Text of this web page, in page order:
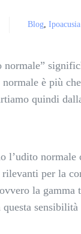
Blog, Ipoacusia
normale”
è più
quindi
l’udito
per la
la gamma